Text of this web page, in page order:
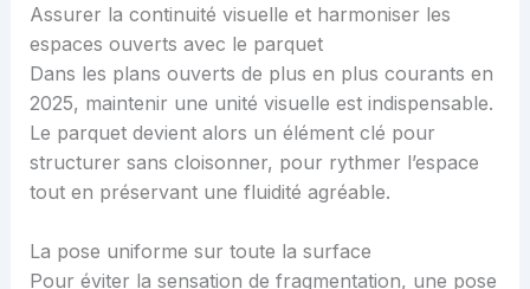
Assurer la continuité visuelle et harmoniser les
espaces ouverts avec le parquet
Dans les plans ouverts de plus en plus courants en
2025, maintenir une unité visuelle est indispensable.
Le parquet devient alors un élément clé pour
structurer sans cloisonner, pour rythmer l’espace
tout en préservant une fluidité agréable.
La pose uniforme sur toute la surface
Pour éviter la sensation de fragmentation, une pose